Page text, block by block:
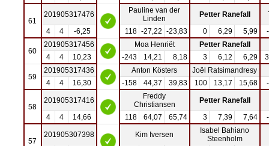
61
201905317476
Pauline van der
Linden
Petter Ranefall
4
4 -6,25 118 -27,22 -23,83 0 6,29 5,99
60
201905317456 Moa Henriët
Petter Ranefall
4
4 10,23 -243 14,21 8,18 3 6,12 6,29
59
201905317436 Anton Kösters
Joël Ratsimandresy
4
4 16,30 -158 44,37 39,83 100 13,17 15,68
58
201905317416
Freddy
Christiansen
Petter Ranefall
4
4 14,66 118 64,07 65,74 3 7,39 7,64
57
201905307398 Kim Iversen
Isabel Bahiano
Steenholm